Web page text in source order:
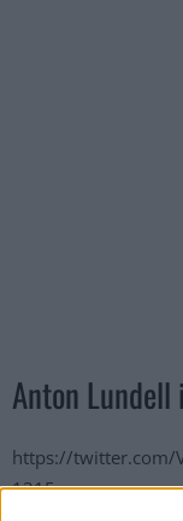
Anton Lundell
https://twitter.com/
1315